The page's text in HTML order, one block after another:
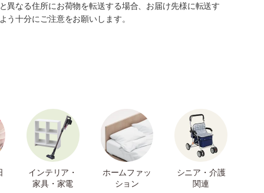
異なる住所にお荷物を転送する場合、お届け先様に転送す
十分にご注意をお願いします。
インテリア・
家具・家電
ホームファッ
ション
シニア・介護
関連